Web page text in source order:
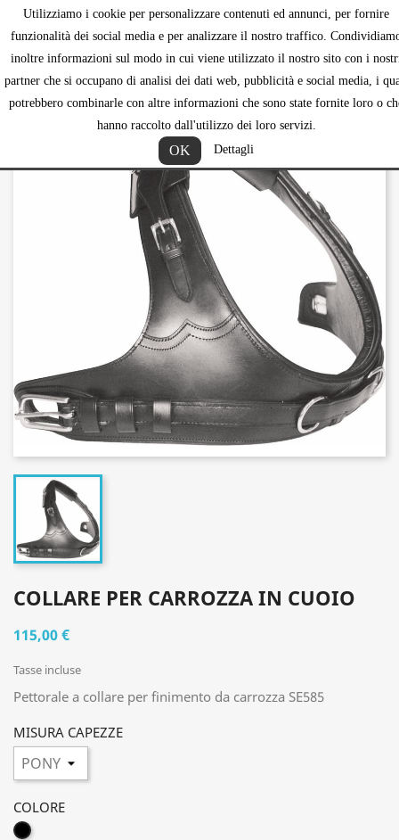
Utilizziamo i cookie per personalizzare contenuti ed annunci, per fornire
funzionalità dei social media e per analizzare il nostro traffico.
inoltre informazioni sul modo in cui viene utilizzato il nostro sito con i
partner che si occupano di analisi dei dati web, pubblicità e social media, i
potrebbero combinarle con altre informazioni che sono state fornite loro o
hanno raccolto dall'utilizzo dei loro servizi.
OK Dettagli

COLLARE PER CARROZZA IN CUOIO
115,00 €
Tasse incluse
Pettorale a collare per finimento da carrozza SE585
MISURA CAPEZZE
COLORE
NERO